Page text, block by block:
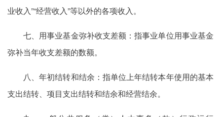
业收入”“经营收入”等以外的各项收入。
七、用事业基金弥补收支差额：指事业单位用事业基金
弥补当年收支差额的数额。
八、年初结转和结余：指单位上年结转本年使用的基本
支出结转、项目支出结转和结余和经营结余。